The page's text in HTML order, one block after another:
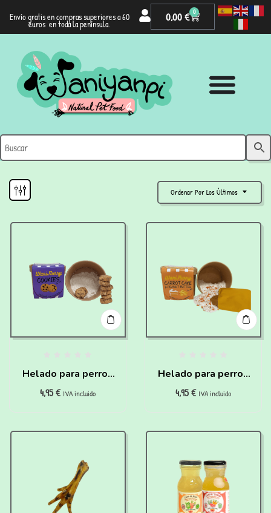
Envío gratis en compras superiores a 60
euros en toda la península.
0,00€ 0
Ordenar Por Los Últimos
Helado para perros
de Cookies para
4,95€ IVA incluido
Helado para perros
de Carrot Cake y
para hacer en casa
4,95€ IVA incluido